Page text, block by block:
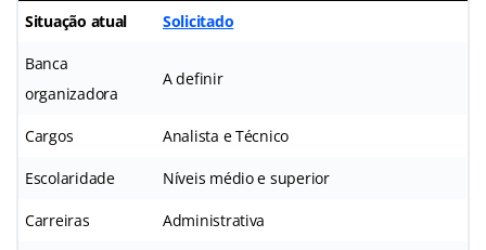
Situação atual Solicitado
Banca
organizadora
A definir
Cargos Analista e Técnico
Escolaridade Níveis médio e superior
Carreiras Administrativa